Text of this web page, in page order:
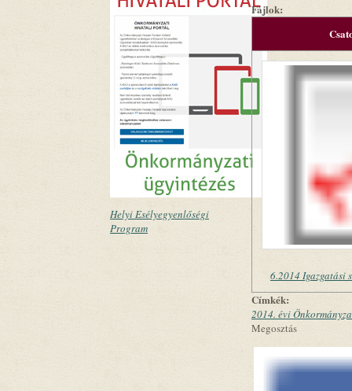
Helyi Esélyegyenlőségi
Program
Fájlok:
6.2014 Igazgatási
Címkék:
2014. évi
Megosztás